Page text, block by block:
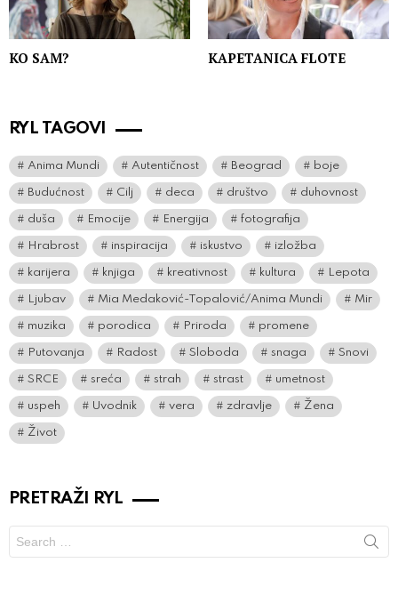
KO SAM? KAPETANICA FLOTE
RYL TAGOVI
Anima Mundi Autentičnost Beograd boje
Budućnost Cilj deca društvo duhovnost
duša Emocije Energija fotografija
Hrabrost inspiracija iskustvo izložba
karijera knjiga kreativnost kultura Lepota
Ljubav Mia Medaković-Topalović/Anima Mundi Mir
muzika porodica Priroda promene
Putovanja Radost Sloboda snaga Snovi
SRCE sreća strah strast umetnost
uspeh Uvodnik vera zdravlje Žena
Život
PRETRAŽI RYL
for: